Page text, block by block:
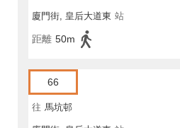
廈門街, 皇后大道東 站
距離 50m
66
往 馬坑邨